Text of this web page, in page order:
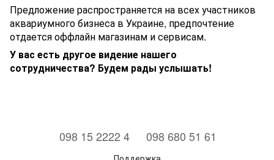
Предложение распространяется на всех участников
аквариумного бизнеса в Украине, предпочтение
отдается оффлайн магазинам и сервисам.
У вас есть другое видение нашего
сотрудничества? Будем рады услышать!
⠀098 15 2222 4 ⠀098 680 51 61